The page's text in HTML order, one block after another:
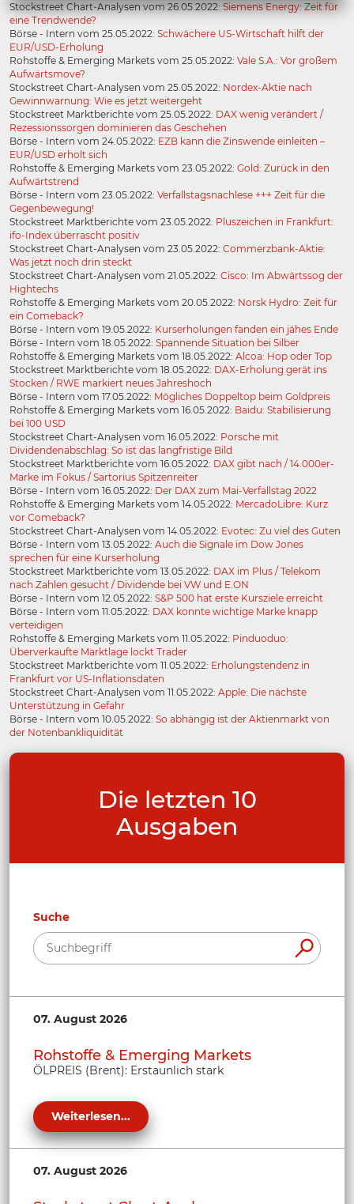
Stockstreet Chart-Analysen vom 26.05.2022:Siemens Energy: Zeit für
eine Trendwende?
Börse - Intern vom 25.05.2022: Schwächere US-Wirtschaft hilft der
EUR/USD-Erholung
Rohstoffe & Emerging Markets vom 25.05.2022: Vale S.A.: Vor großem
Aufwärtsmove?
Stockstreet Chart-Analysen vom 25.05.2022: Nordex-Aktie nach
Gewinnwarnung: Wie es jetzt weitergeht
Stockstreet Marktberichte vom 25.05.2022: DAX wenig verändert /
Rezessionssorgen dominieren das Geschehen
Börse - Intern vom 24.05.2022: EZB kann die Zinswende einleiten –
EUR/USD erholt sich
Rohstoffe & Emerging Markets vom 23.05.2022: Gold: Zurück in den
Aufwärtstrend
Börse - Intern vom 23.05.2022: Verfallstagsnachlese +++ Zeit für die
Gegenbewegung!
Stockstreet Marktberichte vom 23.05.2022: Pluszeichen in Frankfurt:
ifo-Index überrascht positiv
Stockstreet Chart-Analysen vom 23.05.2022: Commerzbank-Aktie:
Was jetzt noch drin steckt
Stockstreet Chart-Analysen vom 21.05.2022: Cisco: Im Abwärtssog der
Hightechs
Rohstoffe & Emerging Markets vom 20.05.2022: Norsk Hydro: Zeit für
ein Comeback?
Börse - Intern vom 19.05.2022: Kurserholungen fanden ein jähes Ende
Börse - Intern vom 18.05.2022: Spannende Situation bei Silber
Rohstoffe & Emerging Markets vom 18.05.2022: Alcoa: Hop oder Top
Stockstreet Marktberichte vom 18.05.2022: DAX-Erholung gerät ins
Stocken / RWE markiert neues Jahreshoch
Börse - Intern vom 17.05.2022: Mögliches Doppeltop beim Goldpreis
Rohstoffe & Emerging Markets vom 16.05.2022: Baidu: Stabilisierung
bei 100 USD
Stockstreet Chart-Analysen vom 16.05.2022: Porsche mit
Dividendenabschlag: So ist das langfristige Bild
Stockstreet Marktberichte vom 16.05.2022: DAX gibt nach / 14.000er-
Marke im Fokus / Sartorius Spitzenreiter
Börse - Intern vom 16.05.2022: Der DAX zum Mai-Verfallstag 2022
Rohstoffe & Emerging Markets vom 14.05.2022: MercadoLibre: Kurz
vor Comeback?
Stockstreet Chart-Analysen vom 14.05.2022: Evotec: Zu viel des Guten
Börse - Intern vom 13.05.2022: Auch die Signale im Dow Jones
sprechen für eine Kurserholung
Stockstreet Marktberichte vom 13.05.2022: DAX im Plus / Telekom
nach Zahlen gesucht / Dividende bei VW und E.ON
Börse - Intern vom 12.05.2022: S&P 500 hat erste Kursziele erreicht
Börse - Intern vom 11.05.2022: DAX konnte wichtige Marke knapp
verteidigen
Rohstoffe & Emerging Markets vom 11.05.2022: Pinduoduo:
Überverkaufte Marktlage lockt Trader
Stockstreet Marktberichte vom 11.05.2022: Erholungstendenz in
Frankfurt vor US-Inflationsdaten
Stockstreet Chart-Analysen vom 11.05.2022: Apple: Die nächste
Unterstützung in Gefahr
Börse - Intern vom 10.05.2022: So abhängig ist der Aktienmarkt von
der Notenbankliquidität
Die letzten 10
Ausgaben
Suche
07. August 2026
Rohstoffe & Emerging Markets
ÖLPREIS (Brent): Erstaunlich stark
Weiterlesen...
07. August 2026